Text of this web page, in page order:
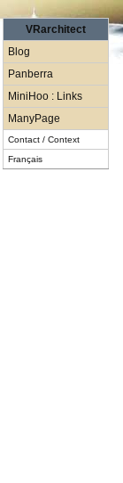
VRarchitect
Blog
Panberra
MiniHoo : Links
ManyPage
Contact / Context
Français